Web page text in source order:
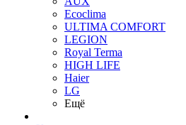
Ecoclima
ULTIMA COMFORT
LEGION
Royal Terma
HIGH LIFE
Haier
LG
Ещё